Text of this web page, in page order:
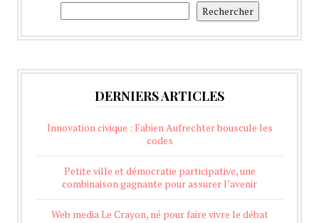
Rechercher
Rechercher
DERNIERS ARTICLES
Innovation civique : Fabien Aufrechter bouscule les
codes
Petite ville et démocratie participative, une
combinaison gagnante pour assurer l’avenir
Web media Le Crayon, né pour faire vivre le débat